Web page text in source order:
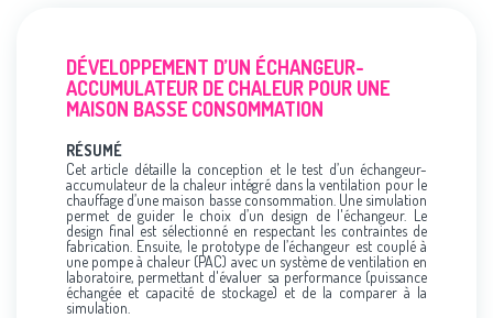
DÉVELOPPEMENT D’UN ÉCHANGEUR-
ACCUMULATEUR DE CHALEUR POUR UNE
MAISON BASSE CONSOMMATION
RÉSUMÉ
Cet article détaille la conception et le test d’un échangeur-
accumulateur de la chaleur intégré dans la ventilation pour le
chauffage d’une maison basse consommation. Une simulation
permet de guider le choix d’un design de l'échangeur. Le
design final est sélectionné en respectant les contraintes de
fabrication. Ensuite, le prototype de l’échangeur est couplé à
une pompe à chaleur (PAC) avec un système de ventilation en
laboratoire, permettant d'évaluer sa performance (puissance
échangée et capacité de stockage) et de la comparer à la
simulation.